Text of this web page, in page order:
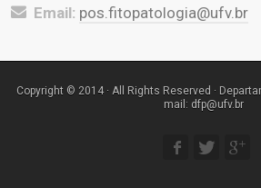
Email: pos.fitopatologia@ufv.br
Copyright © 2014 · All Rights Reserved ·
mail: dfp@ufv.br